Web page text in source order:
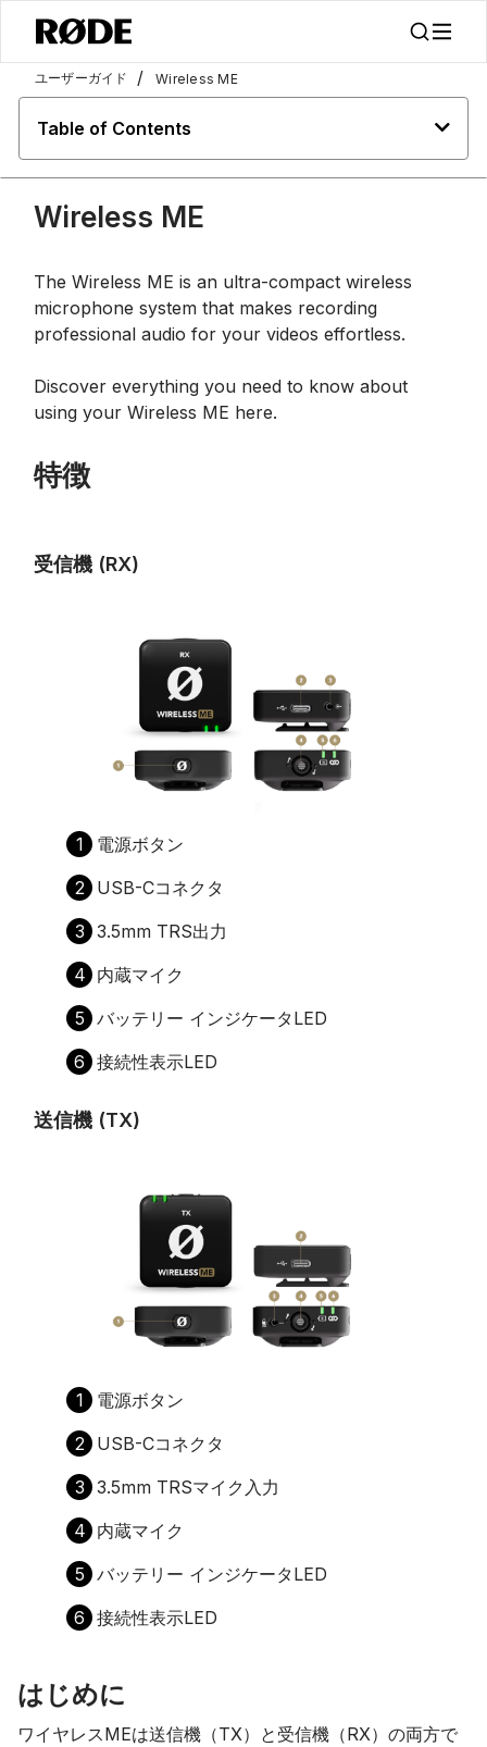
ユーザーガイド / Wireless ME
Table of Contents
Wireless ME
The Wireless ME is an ultra-compact wireless
microphone system that makes recording
professional audio for your videos effortless.
Discover everything you need to know about
using your Wireless ME here.
特徴
受信機 (RX)
1
電源ボタン
2
USB-Cコネクタ
3 3.5mm TRS出力
4 内蔵マイク
5 バッテリー インジケータLED
6 接続性表示LED
送信機 (TX)
1
電源ボタン
2
USB-Cコネクタ
3 3.5mm TRSマイク入力
4 内蔵マイク
5 バッテリー インジケータLED
6 接続性表示LED
はじめに
ワイヤレスMEは送信機（TX）と受信機（RX）の両方で